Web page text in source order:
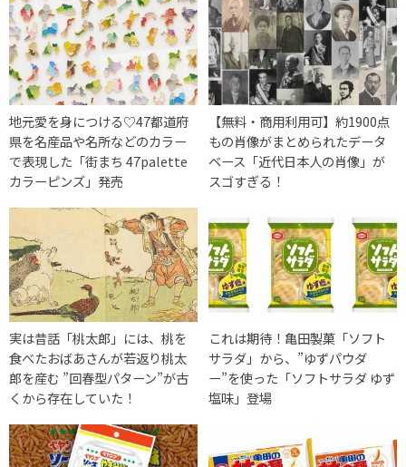
地元愛を身につける♡47都道府
県を名産品や名所などのカラー
で表現した「街まち 47palette
カラーピンズ」発売
【無料・商用利用可】約1900点
もの肖像がまとめられたデータ
ベース「近代日本人の肖像」が
スゴすぎる！
実は昔話「桃太郎」には、桃を
食べたおばあさんが若返り桃太
郎を産む ”回春型パターン”が古
くから存在していた！
これは期待！亀田製菓「ソフト
サラダ」から、”ゆずパウダ
ー”を使った「ソフトサラダ ゆず
塩味」登場